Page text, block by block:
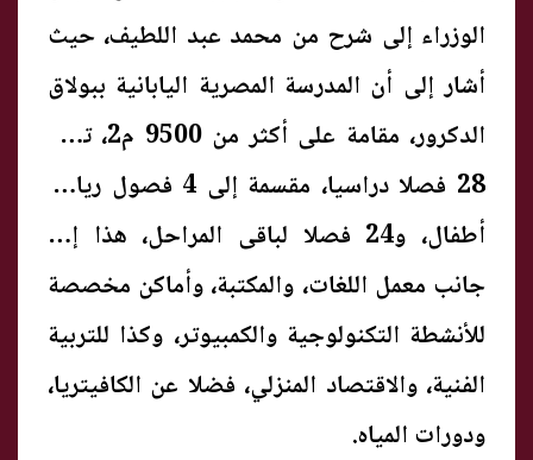
الوزراء إلى شرح من محمد عبد اللطيف، حيث
أشار إلى أن المدرسة المصرية اليابانية ببولاق
الدكرور، مقامة على أكثر من 9500 م2، تضم
28 فصلا دراسيا، مقسمة إلى 4 فصول رياض
أطفال، و24 فصلا لباقى المراحل، هذا إلى
جانب معمل اللغات، والمكتبة، وأماكن مخصصة
للأنشطة التكنولوجية والكمبيوتر، وكذا للتربية
الفنية، والاقتصاد المنزلي، فضلا عن الكافيتريا،
ودورات المياه.